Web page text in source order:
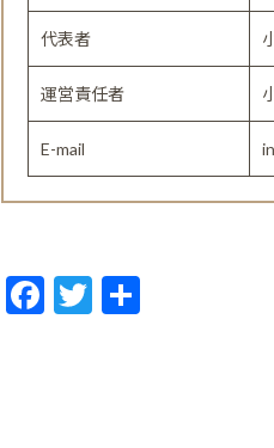
代表者
運営責任者
E-mail
F
ac
T
w